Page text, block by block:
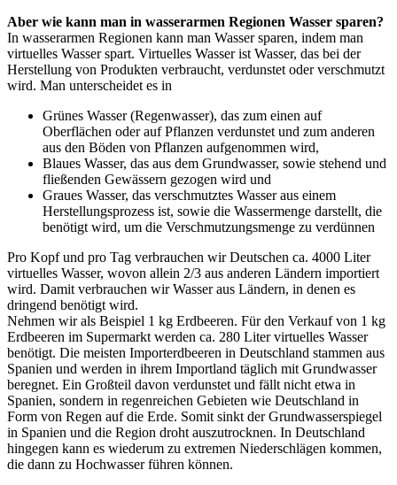
Aber wie kann man in wasserarmen Regionen Wasser sparen?
In wasserarmen Regionen kann man Wasser sparen, indem man
virtuelles Wasser spart. Virtuelles Wasser ist Wasser, das bei der
Herstellung von Produkten verbraucht, verdunstet oder verschmutzt
wird. Man unterscheidet es in
Grünes Wasser (Regenwasser), das zum einen auf
Oberflächen oder auf Pflanzen verdunstet und zum anderen
aus den Böden von Pflanzen aufgenommen wird,
Blaues Wasser, das aus dem Grundwasser, sowie stehend und
fließenden Gewässern gezogen wird und
Graues Wasser, das verschmutztes Wasser aus einem
Herstellungsprozess ist, sowie die Wassermenge darstellt, die
benötigt wird, um die Verschmutzungsmenge zu verdünnen
Pro Kopf und pro Tag verbrauchen wir Deutschen ca. 4000 Liter
virtuelles Wasser, wovon allein 2/3 aus anderen Ländern importiert
wird. Damit verbrauchen wir Wasser aus Ländern, in denen es
dringend benötigt wird.
Nehmen wir als Beispiel 1 kg Erdbeeren. Für den Verkauf von 1 kg
Erdbeeren im Supermarkt werden ca. 280 Liter virtuelles Wasser
benötigt. Die meisten Importerdbeeren in Deutschland stammen aus
Spanien und werden in ihrem Importland täglich mit Grundwasser
beregnet. Ein Großteil davon verdunstet und fällt nicht etwa in
Spanien, sondern in regenreichen Gebieten wie Deutschland in
Form von Regen auf die Erde. Somit sinkt der Grundwasserspiegel
in Spanien und die Region droht auszutrocknen. In Deutschland
hingegen kann es wiederum zu extremen Niederschlägen kommen,
die dann zu Hochwasser führen können.